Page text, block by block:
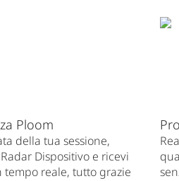
Ploom
della tua sessione,
Dispositivo e ricevi
reale, tutto grazie